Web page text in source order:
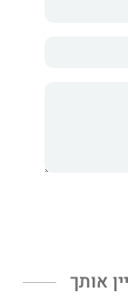
בפרוזה
של
מצורפת
אותך